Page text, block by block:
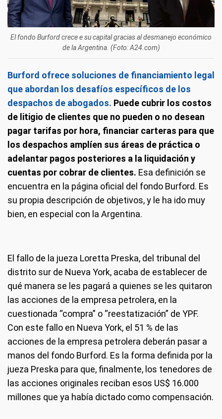
El fondo Burford crece e su capital gracias al desmanejo económico
de la Argentina. (Foto: A24.com)
Burford ofrece soluciones de financiamiento legal
que abordan los desafíos específicos de los
despachos de abogados. Puede cubrir los costos
de litigio de clientes que no pueden o no desean
pagar tarifas por hora, financiar carteras para que
los despachos amplíen sus áreas de práctica o
adelantar pagos posteriores a la liquidación y
cuentas por cobrar de clientes. Esa definición se
encuentra en la página oficial del fondo Burford. Es
su propia descripción de objetivos, y le ha ido muy
bien, en especial con la Argentina.
El fallo de la jueza Loretta Preska, del tribunal del
distrito sur de Nueva York, acaba de establecer de
qué manera se les pagará a quienes se les quitaron
las acciones de la empresa petrolera, en la
cuestionada “compra” o “reestatización” de YPF.
Con este fallo en Nueva York, el 51 % de las
acciones de la empresa petrolera deberán pasar a
manos del fondo Burford. Es la forma definida por la
jueza Preska para que, finalmente, los tenedores de
las acciones originales reciban esos US$ 16.000
millones que ya había dictado como compensación.